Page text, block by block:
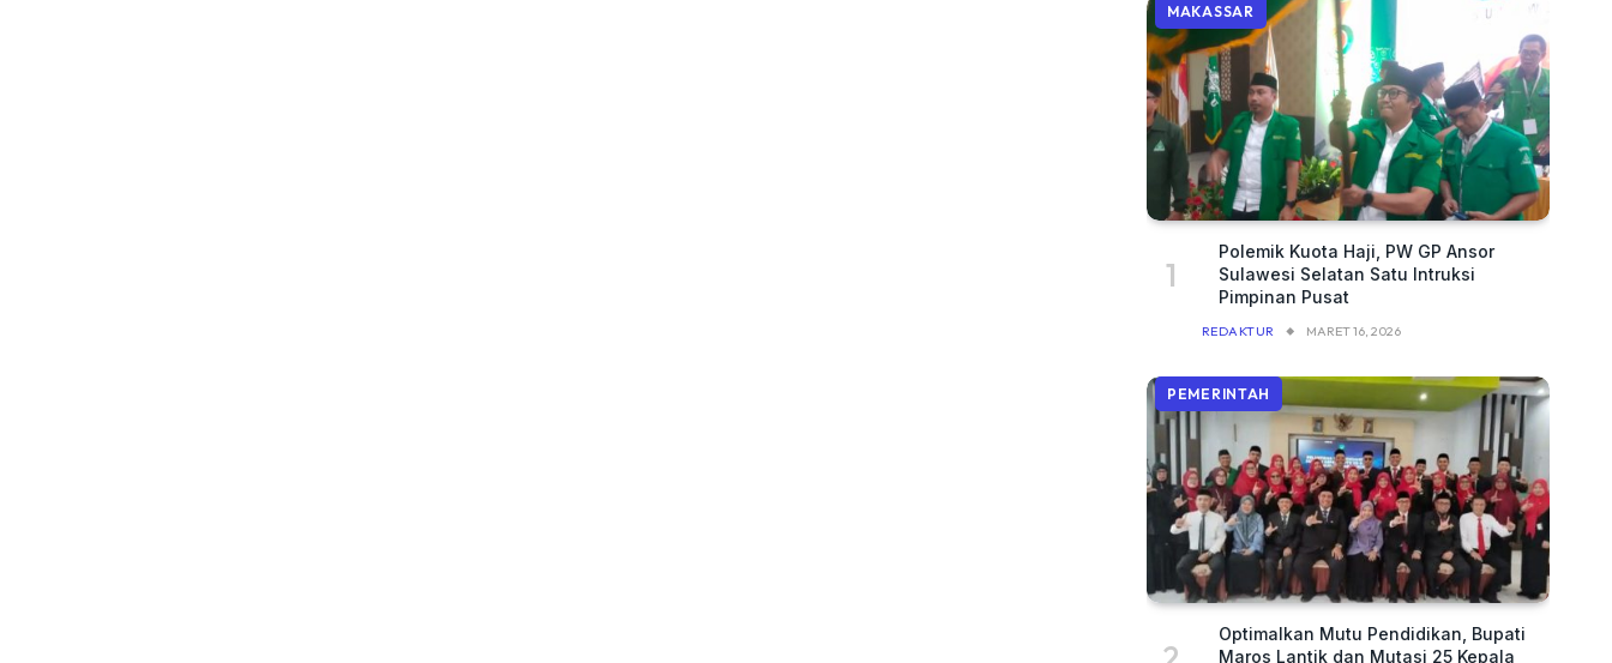
MAKASSAR
Polemik Kuota Haji, PW GP Ansor
Sulawesi Selatan Satu Intruksi
Pimpinan Pusat
REDAKTUR MARET 16, 2026
PEMERINTAH
Optimalkan Mutu Pendidikan, Bupati
Maros Lantik dan Mutasi 25 Kepala